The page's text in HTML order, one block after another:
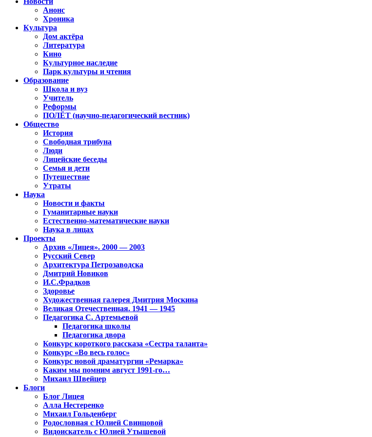
Анонс
Хроника
Культура
Дом актёра
Литература
Кино
Культурное наследие
Парк культуры и чтения
Образование
Школа и вуз
Учитель
Реформы
ПОЛЁТ (научно-педагогический вестник)
Общество
История
Свободная трибуна
Люди
Лицейские беседы
Семья и дети
Путешествие
Утраты
Наука
Новости и факты
Гуманитарные науки
Естественно-математические науки
Наука в лицах
Проекты
Архив «Лицея». 2000 — 2003
Русский Север
Архитектура Петрозаводска
Дмитрий Новиков
И.С.Фрадков
Здоровье
Художественная галерея Дмитрия Москина
Великая Отечественная. 1941 — 1945
Педагогика С. Артемьевой
Педагогика школы
Педагогика двора
Конкурс короткого рассказа «Сестра таланта»
Конкурс «Во весь голос»
Конкурс новой драматургии «Ремарка»
Каким мы помним август 1991-го…
Михаил Швейцер
Блоги
Блог Лицея
Алла Нестеренко
Михаил Гольденберг
Родословная с Юлией Свинцовой
Видоискатель с Юлией Утышевой